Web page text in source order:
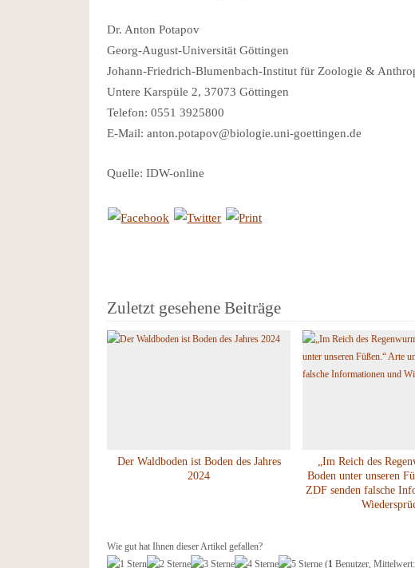
Dr. Anton Potapov
Georg-August-Universität Göttingen
Johann-Friedrich-Blumenbach-Institut für Zoologie &
Untere Karspüle 2, 37073 Göttingen
Telefon: 0551 3925800
E-Mail: anton.potapov@biologie.uni-goettingen.de
Quelle: IDW-online
Zuletzt gesehene Beiträge
Der Waldboden ist Boden des Jahres
2024
„Im Reich des
Boden unter unseren
ZDF senden falsche
Wie gut hat Ihnen dieser Artikel gefallen?
(1 Benutzer, Mittelwert: